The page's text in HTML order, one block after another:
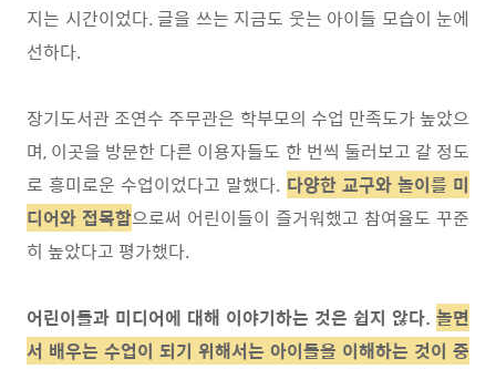
지는 시간이었다. 글을 쓰는 지금도 웃는 아이들 모습이 눈에
선하다.
장기도서관 조연수 주무관은 학부모의 수업 만족도가 높았으
며, 이곳을 방문한 다른 이용자들도 한 번씩 둘러보고 갈 정도
로 흥미로운 수업이었다고 말했다. 다양한 교구와 놀이를 미
디어와 접목함으로써 어린이들이 즐거워했고 참여율도 꾸준
히 높았다고 평가했다.
어린이들과 미디어에 대해 이야기하는 것은 쉽지 않다. 놀면
서 배우는 수업이 되기 위해서는 아이들을 이해하는 것이 중